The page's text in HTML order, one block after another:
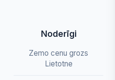
Noderīgi
Zemo cenu grozs
Lietotne